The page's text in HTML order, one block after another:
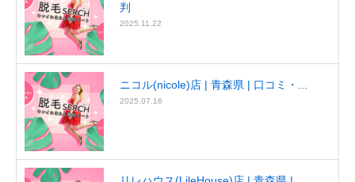
判
2025.11.22
ニコル(nicole)店 | 青森県 | 口コミ・...
2025.07.16